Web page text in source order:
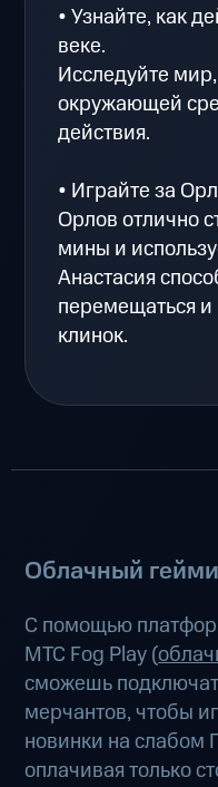
• Узнайте, как
веке.
Исследуйте
окружающей
действия.
• Играйте за
Орлов отлично
мины и
Анастасия
перемещаться и
клинок.
Облачный
С помощью
МТС Fog Play (
сможешь
мерчантов, чтобы
новинки на слабом
оплачивая только